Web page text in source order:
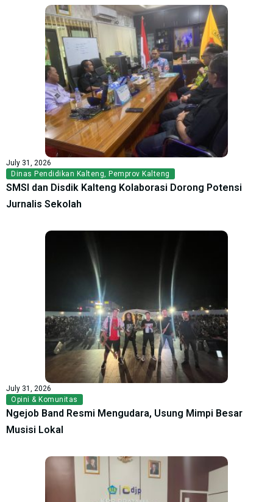
July 31, 2026
Dinas Pendidikan Kalteng, Pemprov Kalteng
SMSI dan Disdik Kalteng Kolaborasi Dorong Potensi
Jurnalis Sekolah
July 31, 2026
Opini & Komunitas
Ngejob Band Resmi Mengudara, Usung Mimpi Besar
Musisi Lokal